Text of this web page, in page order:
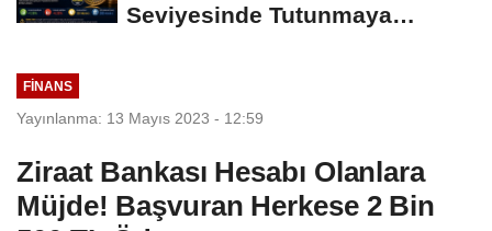
Seviyesinde Tutunmaya
FINANS
Yayınlanma: 13 Mayıs 2023 - 12:59
Ziraat Bankası Hesabı Olanlara
Müjde! Başvuran Herkese 2 Bin